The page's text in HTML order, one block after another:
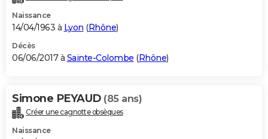
Naissance
14/04/1963 à Lyon (Rhône)
Décès
06/06/2017 à Sainte-Colombe (Rhône)
Simone PEYAUD (85 ans)
Créer une cagnotte obsèques
Naissance